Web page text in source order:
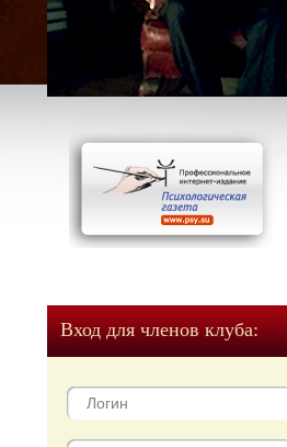
Вход для членов клуба: